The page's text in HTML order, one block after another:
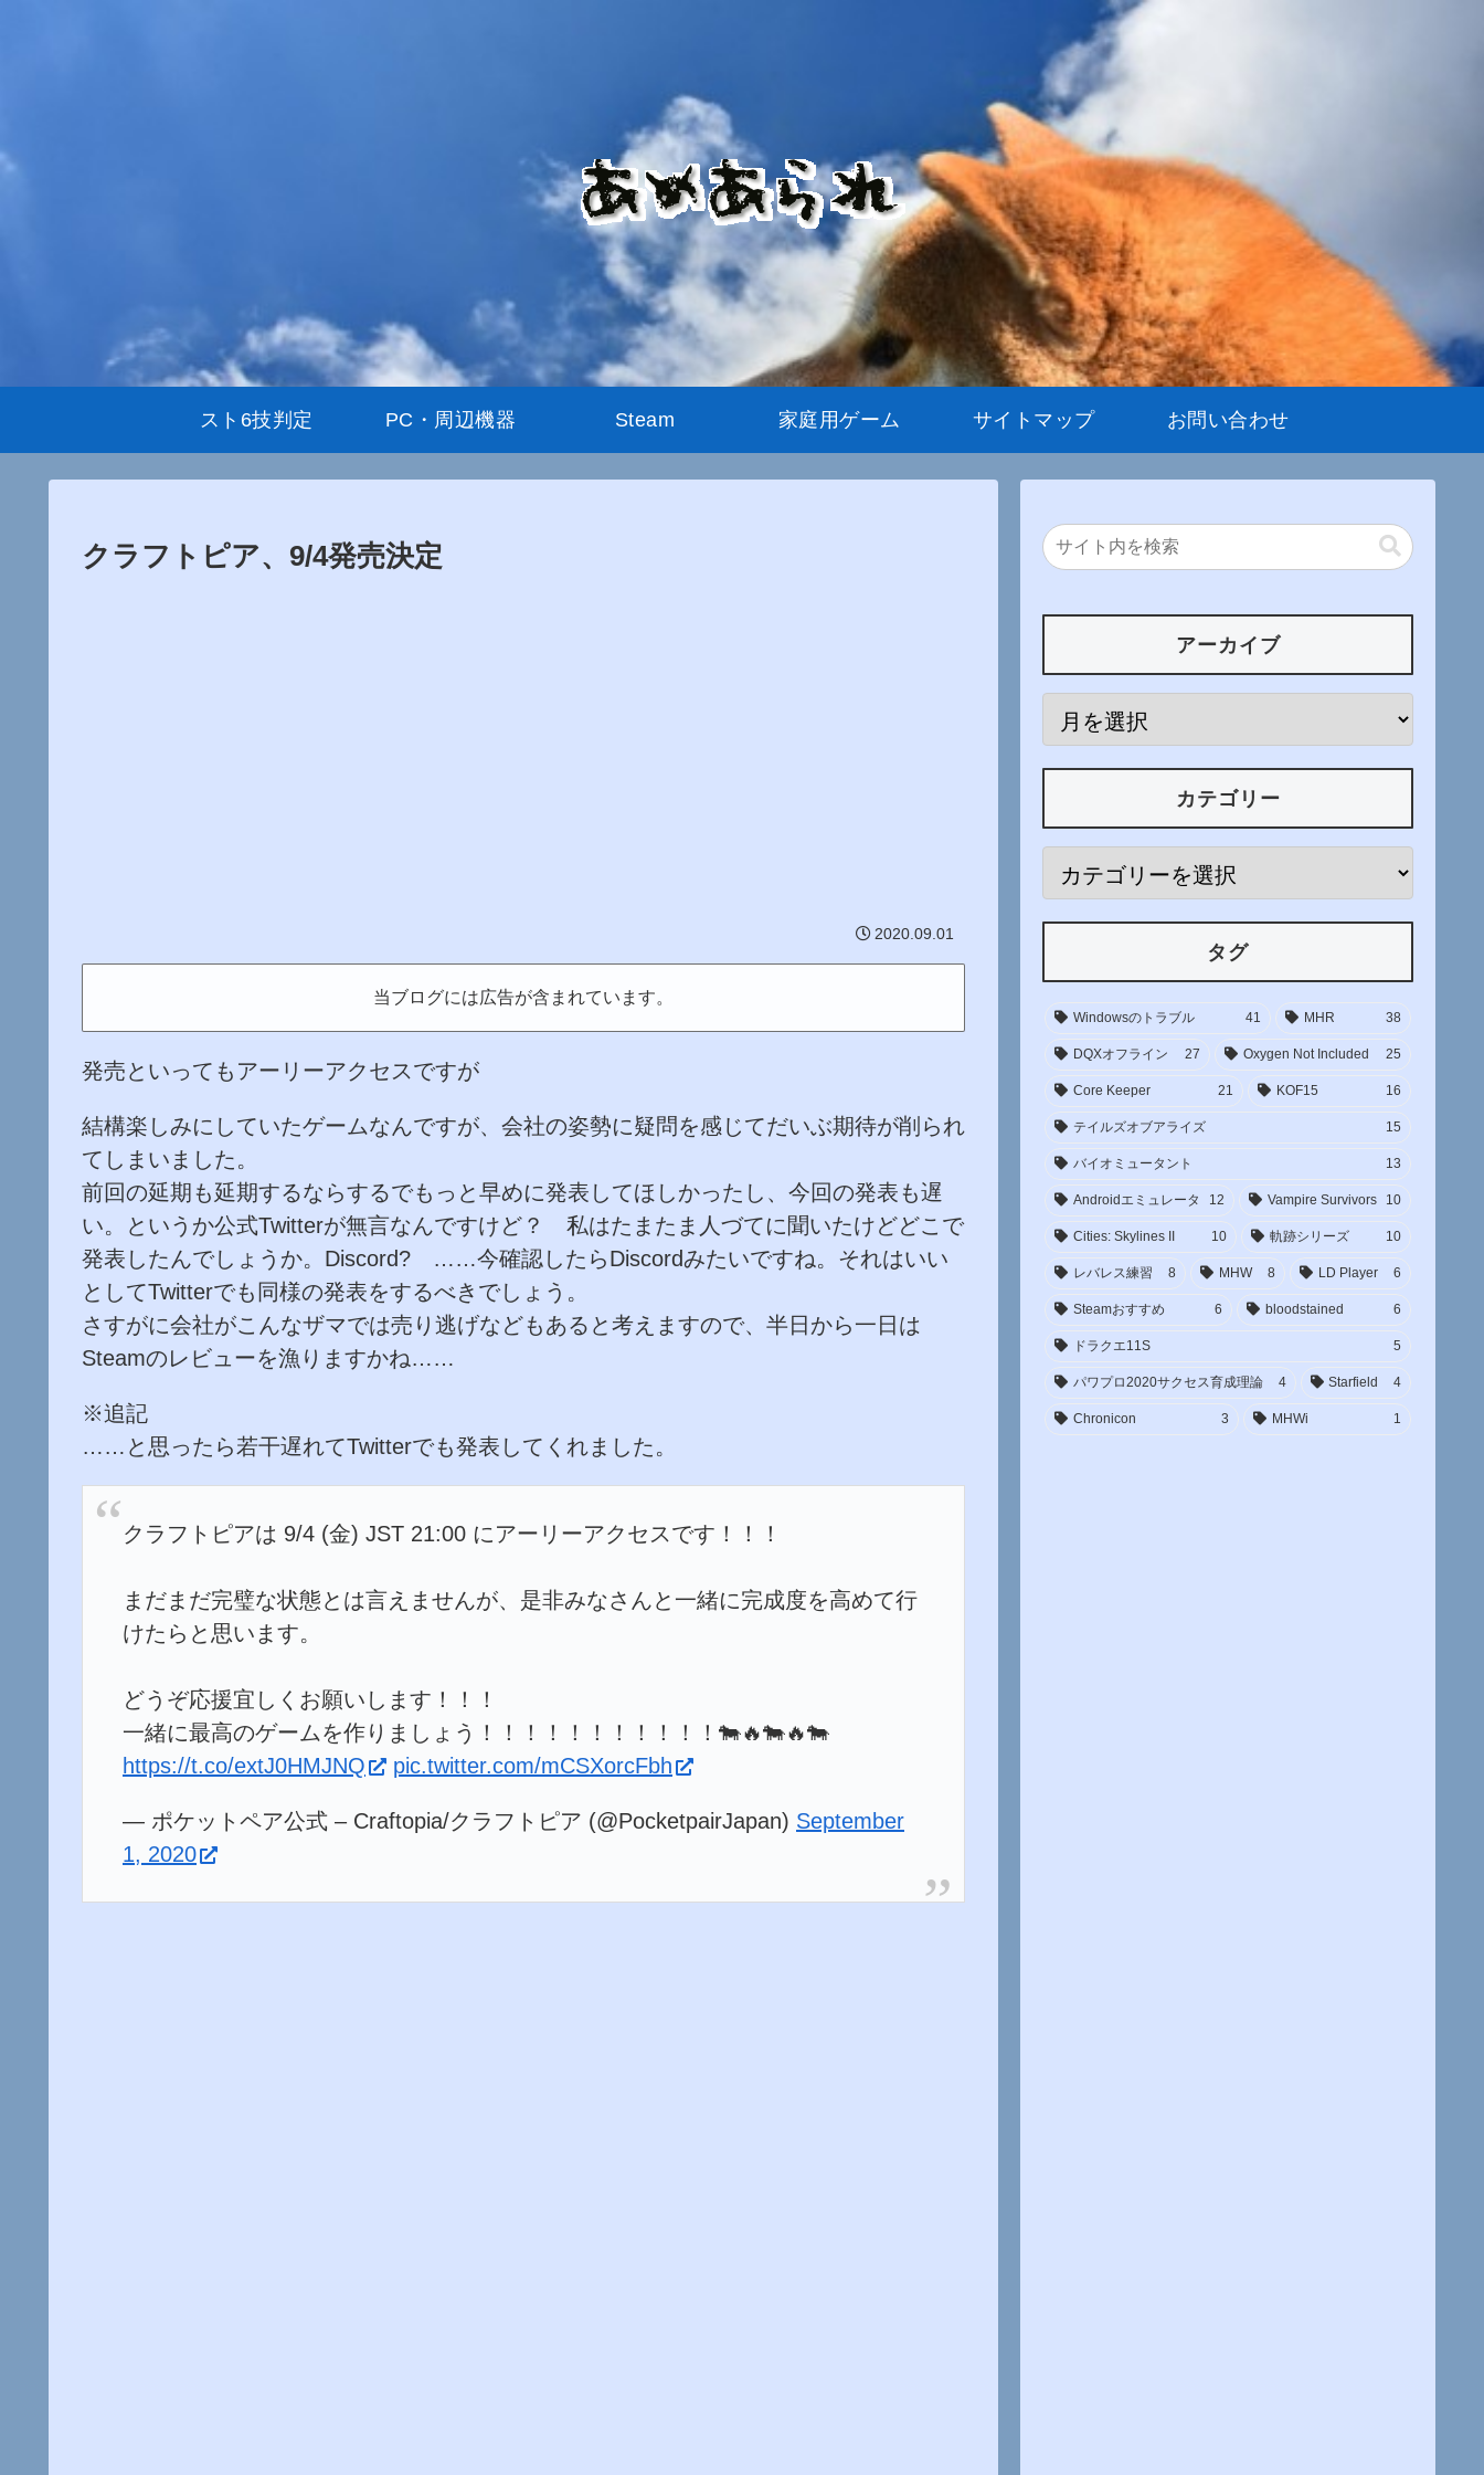
スト6技判定 PC・周辺機器 Steam 家庭用ゲーム サイトマップ お問い合わせ
クラフトピア、9/4発売決定
2020.09.01
当ブログには広告が含まれています。
発売といってもアーリーアクセスですが
結構楽しみにしていたゲームなんですが、会社の姿勢に疑問を感じてだいぶ期待が削られ
てしまいました。
前回の延期も延期するならするでもっと早めに発表してほしかったし、今回の発表も遅
い。というか公式Twitterが無言なんですけど？ 私はたまたま人づてに聞いたけどどこで
発表したんでしょうか。Discord? ……今確認したらDiscordみたいですね。それはいい
としてTwitterでも同様の発表をするべきでしょう。
さすがに会社がこんなザマでは売り逃げなどもあると考えますので、半日から一日は
Steamのレビューを漁りますかね……
※追記
……と思ったら若干遅れてTwitterでも発表してくれました。
クラフトピアは 9/4 (金) JST 21:00 にアーリーアクセスです！！！
まだまだ完璧な状態とは言えませんが、是非みなさんと一緒に完成度を高めて行
けたらと思います。
どうぞ応援宜しくお願いします！！！
一緒に最高のゲームを作りましょう！！！！！！！！！！！🐄🔥🐄🔥🐄
https://t.co/extJ0HMJNQ
pic.twitter.com/mCSXorcFbh
— ポケットペア公式 – Craftopia/クラフトピア (@PocketpairJapan) September
1, 2020
アーカイブ
カテゴリー
タグ
Windowsのトラブル 41 MHR 38
DQXオフライン 27 Oxygen Not Included 25
Core Keeper 21 KOF15 16
テイルズオブアライズ 15
バイオミュータント 13
Androidエミュレータ 12 Vampire Survivors 10
Cities: Skylines II 10 軌跡シリーズ 10
レバレス練習 8 MHW 8 LD Player 6
Steamおすすめ 6 bloodstained 6
ドラクエ11S 5
パワプロ2020サクセス育成理論 4 Starfield 4
Chronicon 3 MHWi 1